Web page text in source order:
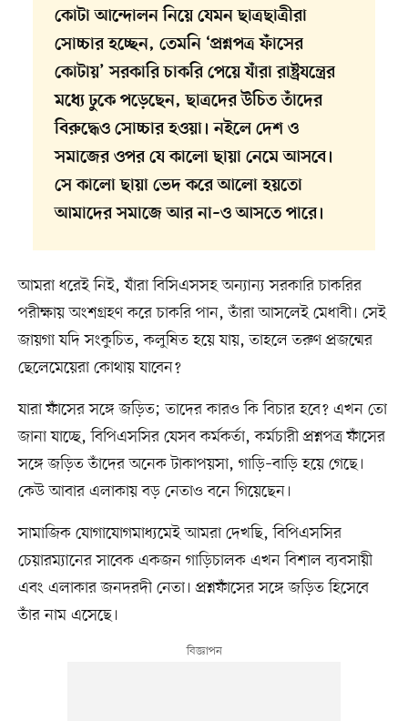
কোটা আন্দোলন নিয়ে যেমন ছাত্রছাত্রীরা
সোচ্চার হচ্ছেন, তেমনি ‘প্রশ্নপত্র ফাঁসের
কোটায়’ সরকারি চাকরি পেয়ে যাঁরা রাষ্ট্রযন্ত্রের
মধ্যে ঢুকে পড়েছেন, ছাত্রদের উচিত তাঁদের
বিরুদ্ধেও সোচ্চার হওয়া। নইলে দেশ ও
সমাজের ওপর যে কালো ছায়া নেমে আসবে।
সে কালো ছায়া ভেদ করে আলো হয়তো
আমাদের সমাজে আর না–ও আসতে পারে।
আমরা ধরেই নিই, যাঁরা বিসিএসসহ অন্যান্য সরকারি চাকরির
পরীক্ষায় অংশগ্রহণ করে চাকরি পান, তাঁরা আসলেই মেধাবী। সেই
জায়গা যদি সংকুচিত, কলুষিত হয়ে যায়, তাহলে তরুণ প্রজন্মের
ছেলেমেয়েরা কোথায় যাবেন?
যারা ফাঁসের সঙ্গে জড়িত; তাদের কারও কি বিচার হবে? এখন তো
জানা যাচ্ছে, বিপিএসসির যেসব কর্মকর্তা, কর্মচারী প্রশ্নপত্র ফাঁসের
সঙ্গে জড়িত তাঁদের অনেক টাকাপয়সা, গাড়ি–বাড়ি হয়ে গেছে।
কেউ আবার এলাকায় বড় নেতাও বনে গিয়েছেন।
সামাজিক যোগাযোগমাধ্যমেই আমরা দেখছি, বিপিএসসির
চেয়ারম্যানের সাবেক একজন গাড়িচালক এখন বিশাল ব্যবসায়ী
এবং এলাকার জনদরদী নেতা। প্রশ্নফাঁসের সঙ্গে জড়িত হিসেবে
তাঁর নাম এসেছে।